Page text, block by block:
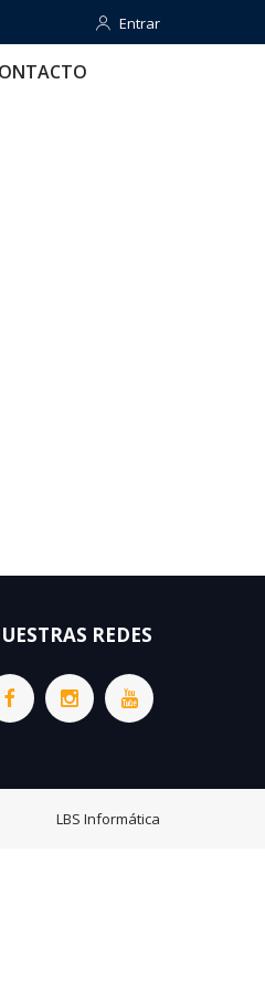
Entrar
Entrar
REDES
LBS Informática